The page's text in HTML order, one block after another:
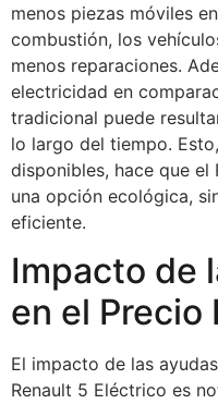
menos piezas móviles
combustión, los
menos reparaciones.
electricidad en
tradicional puede
lo largo del tiempo.
disponibles, hace que el
una opción ecológica,
eficiente.
Impacto de
en el Precio
El impacto de las
Renault 5 Eléctrico es